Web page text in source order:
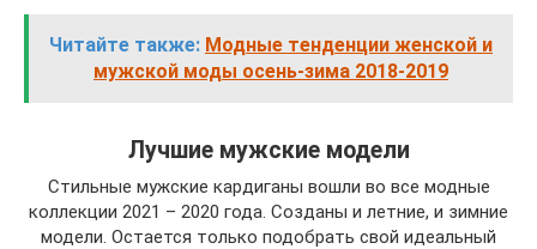
Читайте также: Модные тенденции женской и
мужской моды осень-зима 2018-2019
Лучшие мужские модели
Стильные мужские кардиганы вошли во все модные
коллекции 2021 – 2020 года. Созданы и летние, и зимние
модели. Остается только подобрать свой идеальный